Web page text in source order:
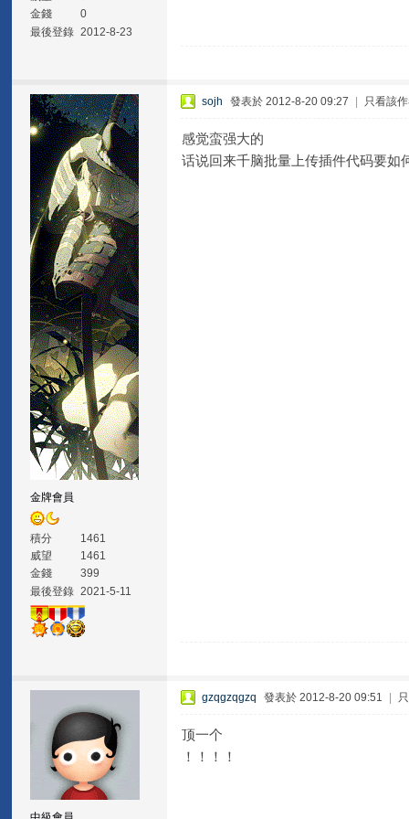
金錢
0
最後登錄 2012-8-23
金牌會員
積分
1461
威望
1461
金錢
399
最後登錄 2021-5-11
sojh 發表於 2012-8-20 09:27 只看該
感觉蛮强大的
话说回来千脑批量上传插件代码要如
gzqgzqgzq 發表於 2012-8-20 09:51
顶一个
！！！！